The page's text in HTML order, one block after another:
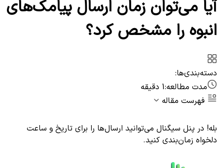
آیا می‌توان زمان ارسال پیامک‌های
انبوه را مشخص کرد؟
دسته‌بندی‌ها:
مدت مطالعه:1 دقیقه
فهرست مقاله
بله! در پنل سیگنال می‌توانید ارسال‌ها را برای تاریخ و ساعت
دلخواه زمان‌بندی کنید.